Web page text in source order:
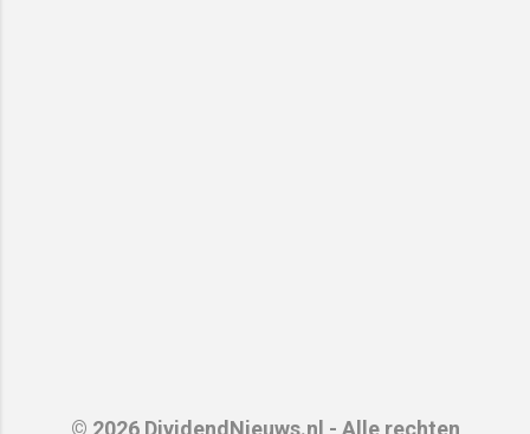
© 2026 DividendNieuws.nl - Alle rechten